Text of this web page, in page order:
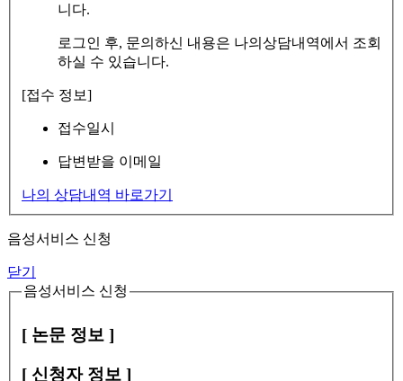
니다.
로그인 후, 문의하신 내용은 나의상담내역에서 조회
하실 수 있습니다.
[접수 정보]
접수일시
답변받을 이메일
나의 상담내역 바로가기
음성서비스 신청
닫기
음성서비스 신청
[ 논문 정보 ]
[ 신청자 정보 ]